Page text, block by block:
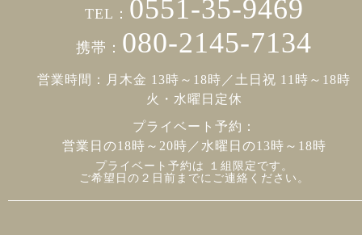
TEL： 0551-35-9469
携帯： 080-2145-7134
営業時間：月木金 13時～18時／土日祝 11時～18時
火・水曜日定休
プライベート予約：
営業日の18時～20時／水曜日の13時～18時
プライベート予約は １組限定です。
ご希望日の２日前までにご連絡ください。